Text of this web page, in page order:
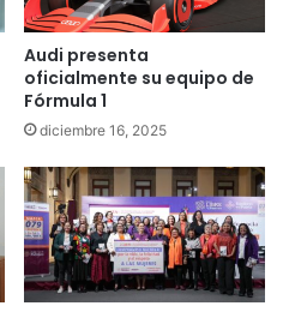
Audi presenta
oficialmente su equipo de
Fórmula 1
diciembre 16, 2025